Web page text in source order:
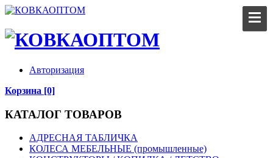
Авторизация
Корзина [0]
КАТАЛОГ ТОВАРОВ
АДРЕСНАЯ ТАБЛИЧКА
КОЛЕСА МЕБЕЛЬНЫЕ (промышленные)